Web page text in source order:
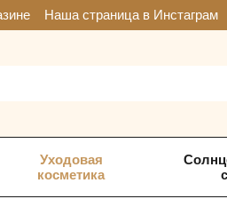
Наша страница в Инстаграм
Уходовая
косметика